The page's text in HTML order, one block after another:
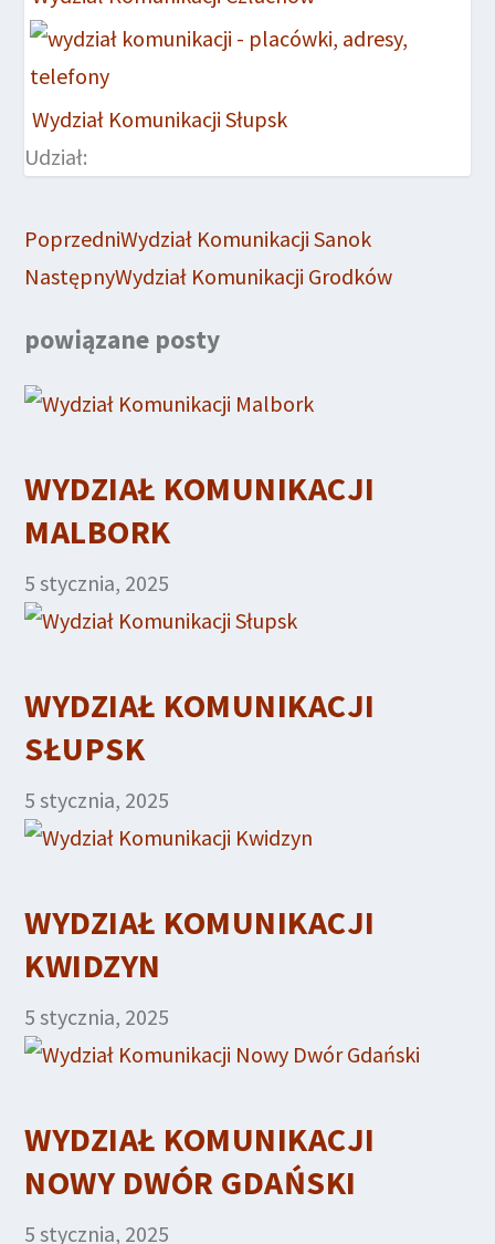
Wydział Komunikacji Słupsk
Udział:
PoprzedniWydział Komunikacji Sanok
NastępnyWydział Komunikacji Grodków
powiązane posty
WYDZIAŁ KOMUNIKACJI
MALBORK
5 stycznia, 2025
WYDZIAŁ KOMUNIKACJI
SŁUPSK
5 stycznia, 2025
WYDZIAŁ KOMUNIKACJI
KWIDZYN
5 stycznia, 2025
WYDZIAŁ KOMUNIKACJI
NOWY DWÓR GDAŃSKI
5 stycznia, 2025